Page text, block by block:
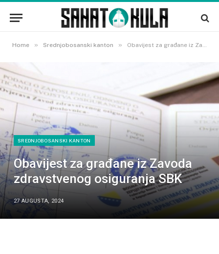
Home » Srednjobosanski kanton » Obavijest za građane iz Zavoda zdravstvenog osiguranja SBK
SREDNJOBOSANSKI KANTON
Obavijest za građane iz Zavoda
zdravstvenog osiguranja SBK
27 AUGUSTA, 2024